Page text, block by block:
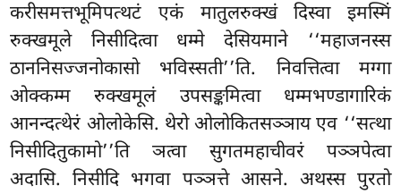
करीसमत्तभूमिपत्थटं एकं मातुलरुक्खं दिस्वा इमस्मिं
रुक्खमूले निसीदित्वा धम्मे देसियमाने ‘‘महाजनस्स
ठाननिसज्जनोकासो भविस्सती’’ति. निवत्तित्वा मग्गा
ओक्कम्म रुक्खमूलं उपसङ्कमित्वा धम्मभण्डागारिकं
आनन्दत्थेरं ओलोकेसि. थेरो ओलोकितसञ्ञाय एव ‘‘सत्था
निसीदितुकामो’’ति ञत्वा सुगतमहाचीवरं पञ्ञपेत्वा
अदासि. निसीदि भगवा पञ्ञत्ते आसने. अथस्स पुरतो